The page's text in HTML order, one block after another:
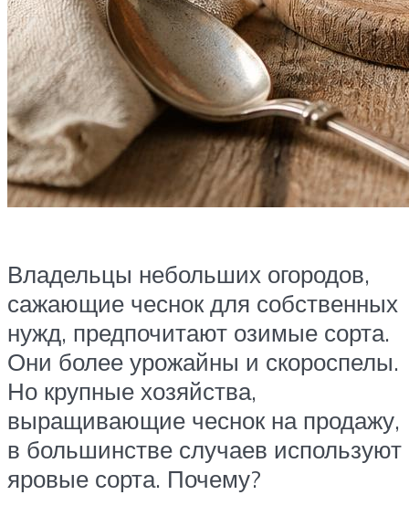
Владельцы небольших огородов,
сажающие чеснок для собственных
нужд, предпочитают озимые сорта.
Они более урожайны и скороспелы.
Но крупные хозяйства,
выращивающие чеснок на продажу,
в большинстве случаев используют
яровые сорта. Почему?